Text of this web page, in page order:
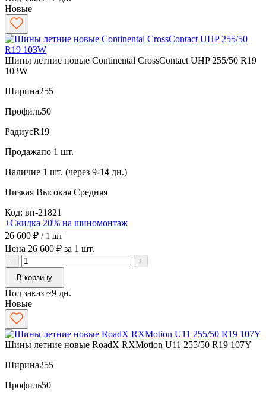
Новые
Шины летние новые Continental CrossContact UHP 255/50 R19
103W
Ширина255
Профиль50
РадиусR19
Продажапо 1 шт.
Наличие 1 шт. (через 9-14 дн.)
Низкая Высокая Средняя
Код: вн-21821
+Скидка 20% на шиномонтаж
26 600 ₽ / 1 шт
Цена 26 600 ₽ за 1 шт.
−
+
В корзину
Под заказ ~9 дн.
Новые
Шины летние новые RoadX RXMotion U11 255/50 R19 107Y
Ширина255
Профиль50